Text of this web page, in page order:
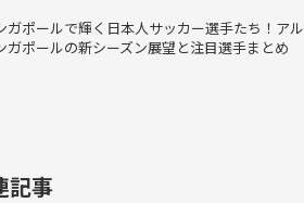
ガポールで輝く日本人サッカー選手たち！ア
ガポールの新シーズン展望と注目選手まとめ
記事